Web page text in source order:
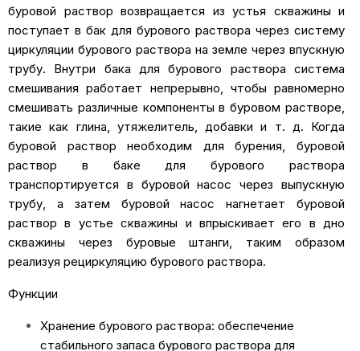
буровой раствор возвращается из устья скважины и
поступает в бак для бурового раствора через систему
циркуляции бурового раствора на земле через впускную
трубу. Внутри бака для бурового раствора система
смешивания работает непрерывно, чтобы равномерно
смешивать различные компоненты в буровом растворе,
такие как глина, утяжелитель, добавки и т. д. Когда
буровой раствор необходим для бурения, буровой
раствор в баке для бурового раствора
транспортируется в буровой насос через выпускную
трубу, а затем буровой насос нагнетает буровой
раствор в устье скважины и впрыскивает его в дно
скважины через буровые штанги, таким образом
реализуя рециркуляцию бурового раствора.
Функции
Хранение бурового раствора: обеспечение
стабильного запаса бурового раствора для